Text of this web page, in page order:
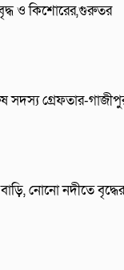
বৃদ্ধ ও কিশোরের,গুরুতর
সদস্য গ্রেফতার-
নোনো নদীতে বৃদ্ধের